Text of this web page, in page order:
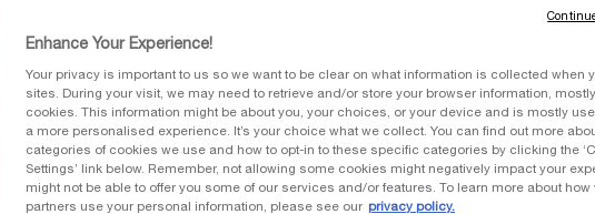
−
Enhance Your Experience!
Your privacy is important to us so we want to be clear on what information is collected when
sites. During your visit, we may need to retrieve and/or store your browser information,
cookies. This information might be about you, your choices, or your device and is mostly
a more personalised experience. It’s your choice what we collect. You can find out more
categories of cookies we use and how to opt-in to these specific categories by clicking the
Settings’ link below. Remember, not allowing some cookies might negatively impact your
might not be able to offer you some of our services and/or features. To learn more about how
partners use your personal information, please see our privacy policy.